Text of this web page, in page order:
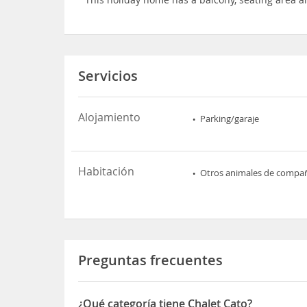
Servicios
Alojamiento Parking/garaje
Habitación Otros animales de
Preguntas frecuentes
¿Qué categoría tiene Chalet Cato?